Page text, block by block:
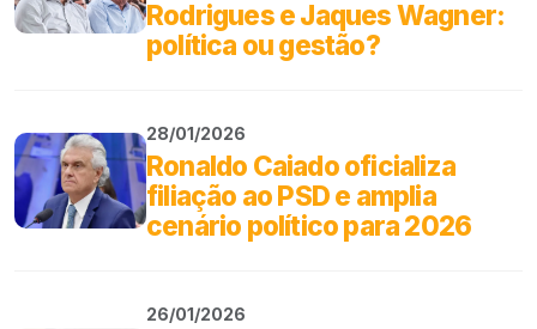
Rodrigues e Jaques Wagner:
política ou gestão?
28/01/2026
Ronaldo Caiado oficializa
filiação ao PSD e amplia
cenário político para 2026
26/01/2026